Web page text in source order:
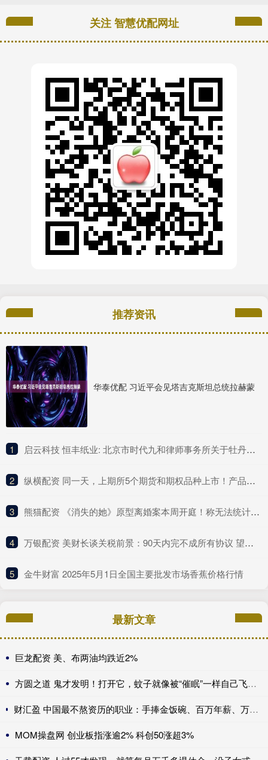
关注 智慧优配网址
推荐资讯
华泰优配 习近平会见塔吉克斯坦总统拉赫蒙
1 ​启云科技 恒丰纸业: 北京市时代九和律师事务所关于牡丹江恒丰纸业股份有限公司发行股份购买资产暨关联交易之补充法律意见书（一）内容摘要
2 ​纵横配资 同一天，上期所5个期货和期权品种上市！产品体系持续完善
3 ​熊猫配资 《消失的她》原型离婚案本周开庭！称无法统计医疗次数和金额
4 ​万银配资 美财长谈关税前景：90天内完不成所有协议 望与中方达成重大进展！
5 ​金牛财富 2025年5月1日全国主要批发市场香蕉价格行情
最新文章
巨龙配资 美、布两油均跌近2%
方圆之道 鬼才发明！打开它，蚊子就像被“催眠”一样自己飞进去送死
财汇盈 中国最不熬资历的职业：手捧金饭碗、百万年薪、万亿市场，不看经验、新人辈出？
MOM操盘网 创业板指涨逾2% 科创50涨超3%